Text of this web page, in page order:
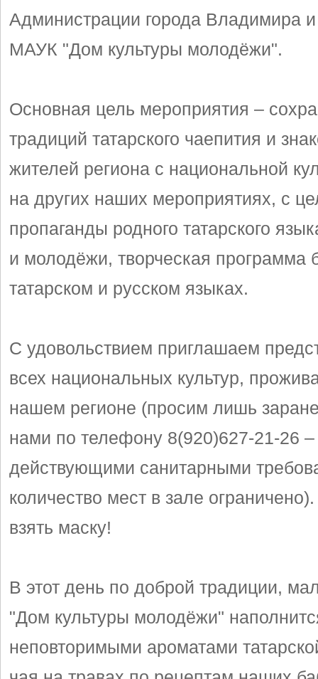
Администрации города Владимира и
МАУК "Дом культуры молодёжи".
Основная цель мероприятия –
традиций татарского чаепития и
жителей региона с национальной
на других наших мероприятиях, с
пропаганды родного татарского
и молодёжи, творческая программа
татарском и русском языках.
С удовольствием приглашаем
всех национальных культур,
нашем регионе (просим лишь
нами по телефону 8(920)627-21-26 –
действующими санитарными
количество мест в зале
взять маску!
В этот день по доброй традиции,
"Дом культуры молодёжи"
неповторимыми ароматами